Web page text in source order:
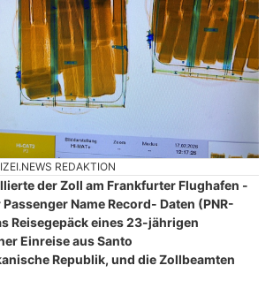
REDAKTION
der Zoll am Frankfurter Flughafen -
Name Record- Daten (PNR-
Reisegepäck eines 23-jährigen
Einreise aus Santo
Republik, und die Zollbeamten